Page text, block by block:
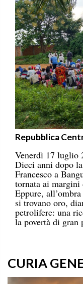
Repubblica
Venerdì 17 luglio
Dieci anni dopo
Francesco a
tornata ai margini
Eppure,
si trovano oro,
petrolifere: una
la povertà di gran
CURIA